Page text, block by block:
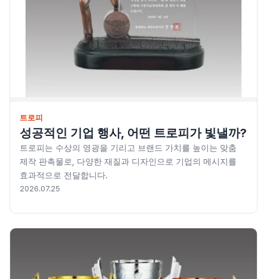
트로피
성공적인 기업 행사, 어떤 트로피가 빛낼까?
트로피는 수상의 영광을 기리고 브랜드 가치를 높이는 맞춤
제작 판촉물로, 다양한 재질과 디자인으로 기업의 메시지를
효과적으로 전달합니다.
2026.07.25